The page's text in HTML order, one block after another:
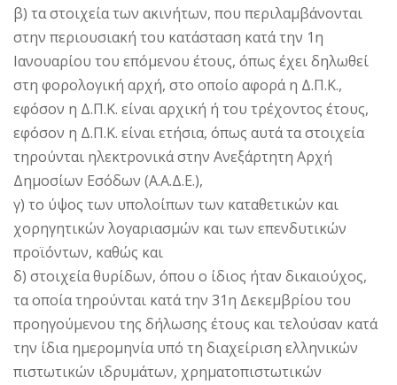
β) τα στοιχεία των ακινήτων, που περιλαμβάνονται
στην περιουσιακή του κατάσταση κατά την 1η
Ιανουαρίου του επόμενου έτους, όπως έχει δηλωθεί
στη φορολογική αρχή, στο οποίο αφορά η Δ.Π.Κ.,
εφόσον η Δ.Π.Κ. είναι αρχική ή του τρέχοντος έτους,
εφόσον η Δ.Π.Κ. είναι ετήσια, όπως αυτά τα στοιχεία
τηρούνται ηλεκτρονικά στην Ανεξάρτητη Αρχή
Δημοσίων Εσόδων (Α.Α.Δ.Ε.),
γ) το ύψος των υπολοίπων των καταθετικών και
χορηγητικών λογαριασμών και των επενδυτικών
προϊόντων, καθώς και
δ) στοιχεία θυρίδων, όπου ο ίδιος ήταν δικαιούχος,
τα οποία τηρούνται κατά την 31η Δεκεμβρίου του
προηγούμενου της δήλωσης έτους και τελούσαν κατά
την ίδια ημερομηνία υπό τη διαχείριση ελληνικών
πιστωτικών ιδρυμάτων, χρηματοπιστωτικών